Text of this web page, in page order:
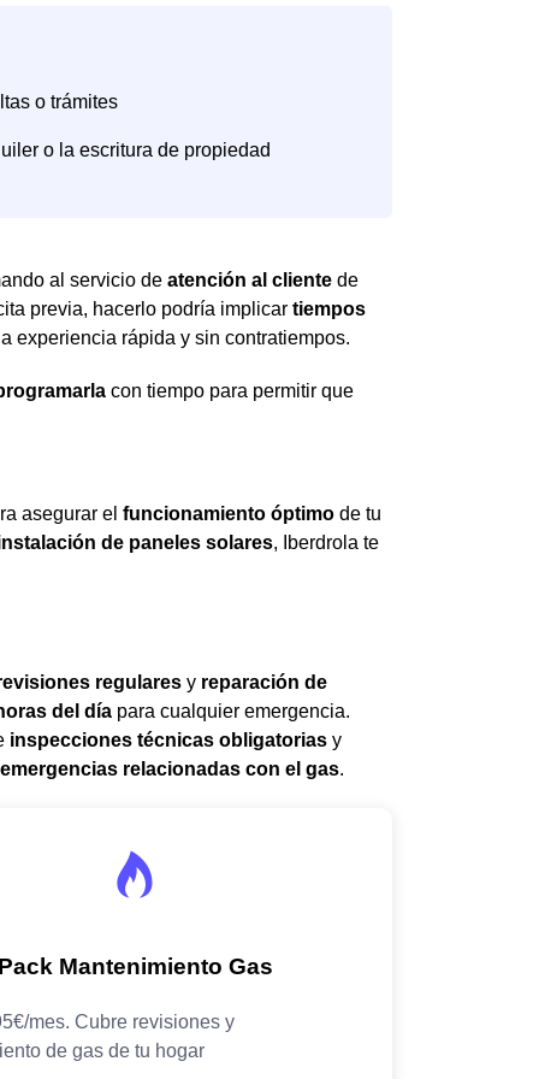
al servicio de atención al cliente de
previa, hacerlo podría implicar tiempos
experiencia rápida y sin contratiempos.
con tiempo para permitir que
asegurar el funcionamiento óptimo de tu
de paneles solares, Iberdrola te
regulares y reparación de
del día para cualquier emergencia.
inspecciones técnicas obligatorias y
emergencias relacionadas con el gas.